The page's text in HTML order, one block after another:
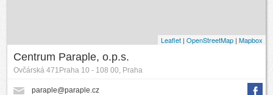
Leaflet | OpenStreetMap | Mapbox
Centrum Paraple, o.p.s.
Ovčárská 471Praha 10 - 108 00, Praha
paraple@paraple.cz